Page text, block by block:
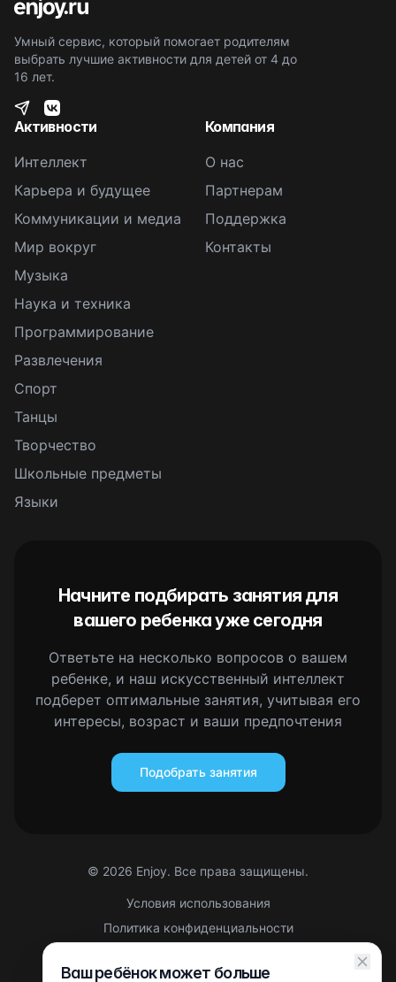
Умный сервис, который помогает родителям
выбрать лучшие активности для детей от 4 до
16 лет.
Активности
Интеллект
Карьера и будущее
Коммуникации и медиа
Мир вокруг
Музыка
Наука и техника
Программирование
Развлечения
Спорт
Танцы
Творчество
Школьные предметы
Языки
Компания
О нас
Партнерам
Поддержка
Контакты
Начните подбирать занятия для
вашего ребенка уже сегодня
Ответьте на несколько вопросов о вашем
ребенке, и наш искусственный интеллект
подберет оптимальные занятия, учитывая его
интересы, возраст и ваши предпочтения
Подобрать занятия
© 2026 Enjoy. Все права защищены.
Условия использования
Политика конфиденциальности
Партнерская оферта
Ваш ребёнок может больше